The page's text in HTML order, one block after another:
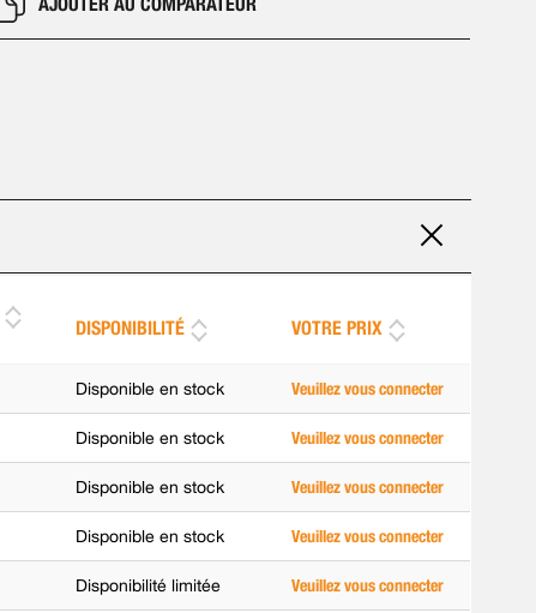
DISPONIBILITÉ VOTRE PRIX
Disponible en stock Veuillez vous connecter
Disponible en stock Veuillez vous connecter
Disponible en stock Veuillez vous connecter
Disponible en stock Veuillez vous connecter
Disponibilité limitée Veuillez vous connecter